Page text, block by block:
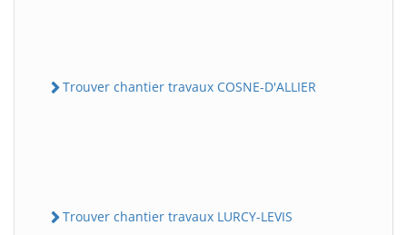
Trouver chantier travaux COSNE-D'ALLIER
Trouver chantier travaux LURCY-LEVIS